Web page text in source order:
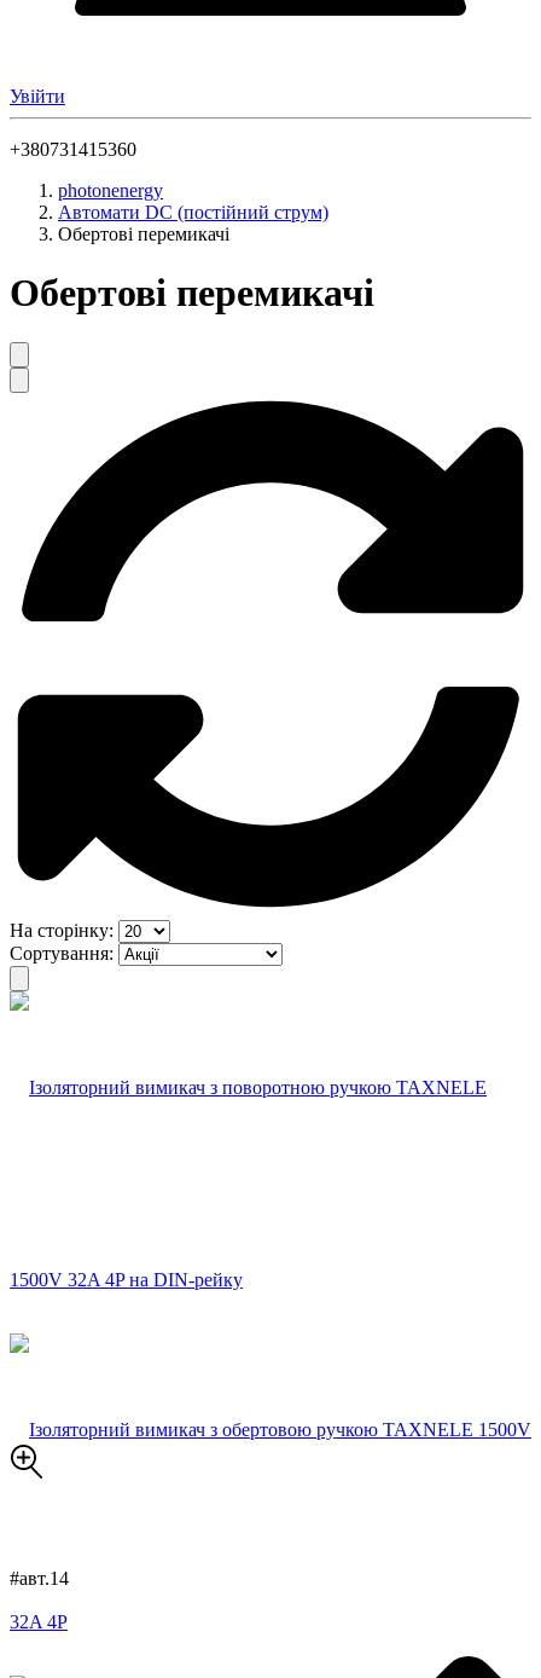
Увійти
+380731415360
photonenergy
Автомати DC (постійний струм)
Обертові перемикачі
Обертові перемикачі
На сторінку:
Сортування:
#авт.14